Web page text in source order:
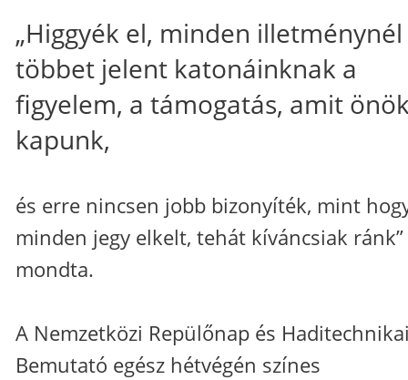
„Higgyék el, minden illetménynél
többet jelent katonáinknak a
figyelem, a támogatás, amit
kapunk,
és erre nincsen jobb bizonyíték, mint
minden jegy elkelt, tehát kíváncsiak ránk”
mondta.
A Nemzetközi Repülőnap és
Bemutató egész hétvégén színes